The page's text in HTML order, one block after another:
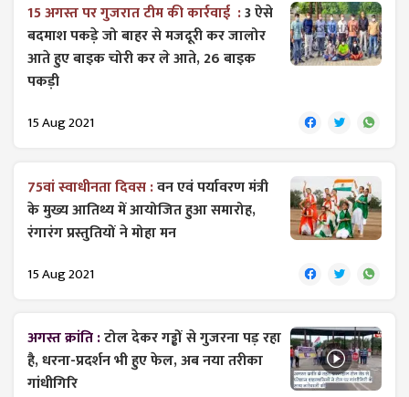
15 अगस्त पर गुजरात टीम की कार्रवाई :3 ऐसे
बदमाश पकड़े जो बाहर से मजदूरी कर जालोर
आते हुए बाइक चोरी कर ले आते, 26 बाइक
पकड़ी
15 Aug 2021
75वां स्वाधीनता दिवस :वन एवं पर्यावरण मंत्री
के मुख्य आतिथ्य में आयोजित हुआ समारोह,
रंगारंग प्रस्तुतियों ने मोहा मन
15 Aug 2021
अगस्त क्रांति :टोल देकर गड्ढों से गुजरना पड़ रहा
है, धरना-प्रदर्शन भी हुए फेल, अब नया तरीका
गांधीगिरि